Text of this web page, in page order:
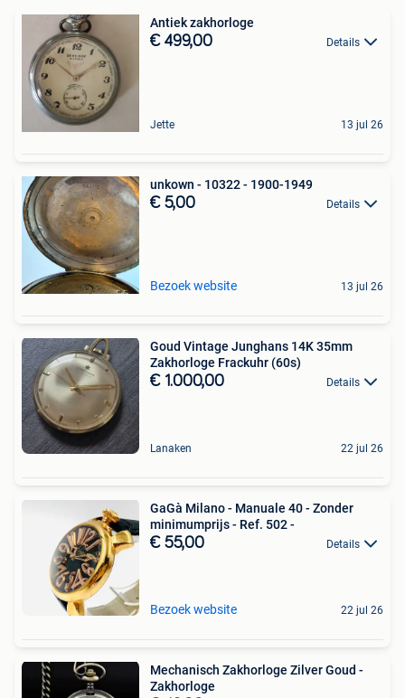
Antiek zakhorloge ️
€ 499,00 Details
Jette 13 jul 26
unkown - 10322 - 1900-1949
€ 5,00 Details
Bezoek website 13 jul 26
Goud Vintage Junghans 14K 35mm
Zakhorloge Frackuhr (60s)
€ 1.000,00 Details
Lanaken 22 jul 26
GaGà Milano - Manuale 40 - Zonder
minimumprijs - Ref. 502 -
€ 55,00 Details
Bezoek website 22 jul 26
Mechanisch Zakhorloge Zilver Goud -
Zakhorloge